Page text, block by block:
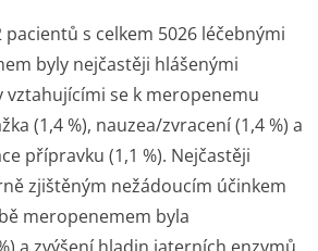
s celkem 5026 léčebnými
byly nejčastěji hlášenými
vztahujícími se k meropenemu
(1,4 %), nauzea/zvracení (1,4 %) a
přípravku (1,1 %). Nejčastěji
zjištěným nežádoucím účinkem
meropenemem byla